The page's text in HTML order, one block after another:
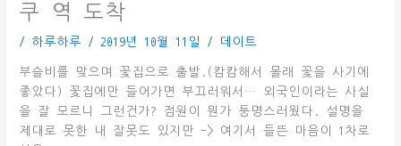
쿠 역 도착
/ 하루하루 / 2019년 10월 11일 / 데이트
부슬비를 맞으며 꽃집으로 출발.(캄캄해서 몰래 꽃을 사기에
좋았다) 꽃집에만 들어가면 부끄러워서… 외국인이라는 사실
을 잘 모르니 그런건가? 점원이 뭔가 퉁명스러웠다. 설명을
제대로 못한 내 잘못도 있지만 -> 여기서 들뜬 마음이 1차로